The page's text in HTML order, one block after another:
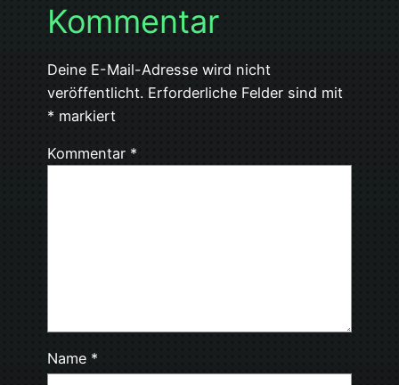
Kommentar
Deine E-Mail-Adresse wird nicht
veröffentlicht. Erforderliche Felder sind mit
* markiert
Kommentar *
Name *